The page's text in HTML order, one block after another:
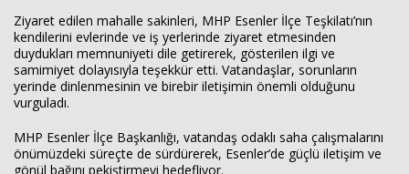
Ziyaret edilen mahalle sakinleri, MHP Esenler İlçe Teşkilatı’nın
kendilerini evlerinde ve iş yerlerinde ziyaret etmesinden
duydukları memnuniyeti dile getirerek, gösterilen ilgi ve
samimiyet dolayısıyla teşekkür etti. Vatandaşlar, sorunların
yerinde dinlenmesinin ve birebir iletişimin önemli olduğunu
vurguladı.
MHP Esenler İlçe Başkanlığı, vatandaş odaklı saha çalışmalarını
önümüzdeki süreçte de sürdürerek, Esenler’de güçlü iletişim ve
gönül bağını pekiştirmeyi hedefliyor.